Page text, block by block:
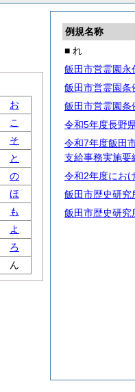
例規名称
■ れ
飯田市営霊園永
飯田市営霊園条
飯田市営霊園条
令和5年度長野
令和7年度飯田
支給事務実施要
令和2年度にお
飯田市歴史研究
飯田市歴史研究
お
こ
そ
と
の
ほ
も
よ
ろ
ん